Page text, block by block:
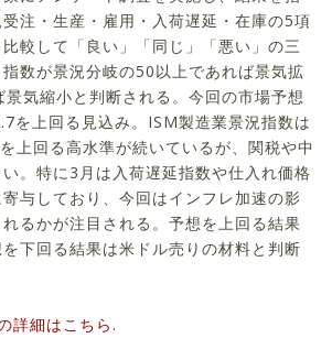
注・生産・雇用・入荷遅延・在庫の5項
較して「良い」「同じ」「悪い」の三
数が景況分岐の50以上であれば景気拡
気縮小と判断される。今回の市場予想
を上回る見込み。ISM製造業景況指数は
上回る高水準が続いているが、関税や中
。特に3月は入荷遅延指数や仕入れ価格
与しており、今回はインフレ加速の影
るかが注目される。予想を上回る結果
下回る結果は米ドル売りの材料と判断
詳細はこちら.